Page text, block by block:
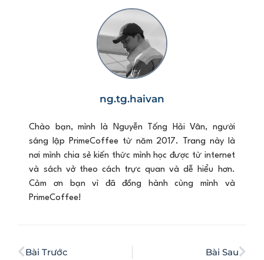
ng.tg.haivan
Chào bạn, mình là Nguyễn Tống Hải Vân, người
sáng lập PrimeCoffee từ năm 2017. Trang này là
nơi mình chia sẻ kiến thức mình học được từ internet
và sách vở theo cách trực quan và dễ hiểu hơn.
Cảm ơn bạn vì đã đồng hành cùng mình và
PrimeCoffee!
Bài Trước Bài Sau